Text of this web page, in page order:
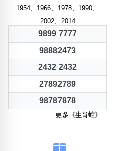
1954、1966、1978、1990、
2002、2014
9899 7777
98882473
2432 2432
27892789
98787878
更多《生肖蛇》..